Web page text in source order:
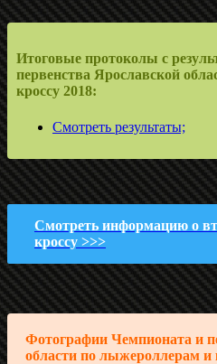
Итоговые протоколы с
первенства Ярославской
кроссу 2018:
Смотреть результаты;
Смотреть информацию о
кроссу >>>
Фотографии Чемпионата и
области по лыжероллерам и